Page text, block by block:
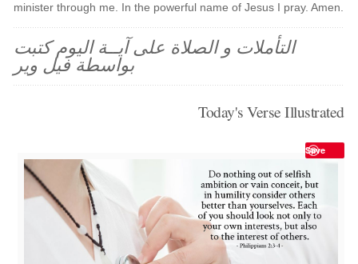
minister through me. In the powerful name of Jesus I pray. Amen.
التأملات و الصلاة على آيــة اليوم كتبت
بواسطة فيل وير
Today's Verse Illustrated
Save